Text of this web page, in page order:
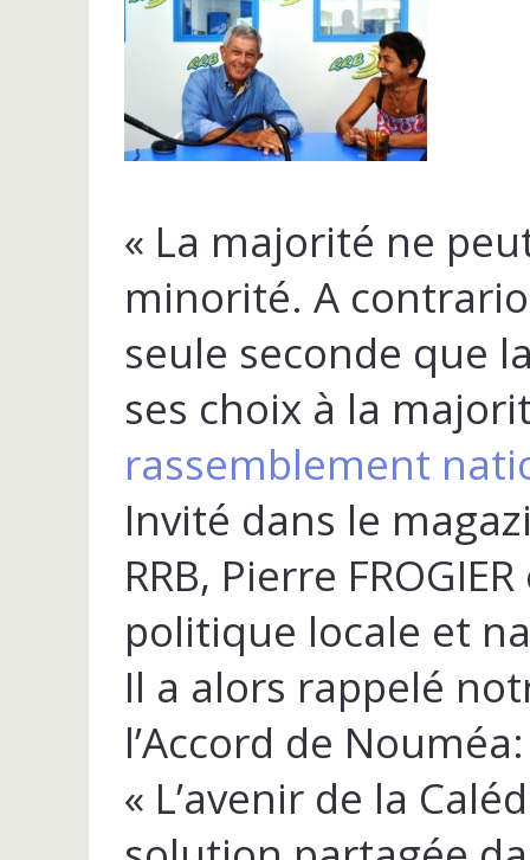
« La majorité ne
minorité. A
seule seconde que
ses choix à la
rassemblement
Invité dans le
RRB, Pierre
politique locale et
Il a alors rappelé
l’Accord de Nouméa:
« L’avenir de la